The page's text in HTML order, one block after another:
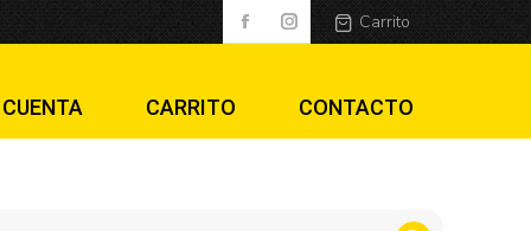
Carrito
CARRITO CONTACTO